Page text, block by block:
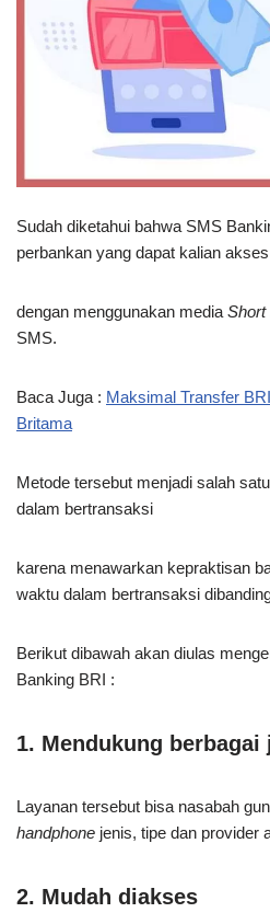
Sudah diketahui bahwa SMS
perbankan yang dapat kalian
dengan menggunakan media Short
SMS.
Baca Juga : Maksimal Transfer
Britama
Metode tersebut menjadi salah
dalam bertransaksi
karena menawarkan kepraktisan
waktu dalam bertransaksi
Berikut dibawah akan diulas
Banking BRI :
1. Mendukung berbagai
Layanan tersebut bisa nasabah
handphone jenis, tipe dan provider
2. Mudah diakses